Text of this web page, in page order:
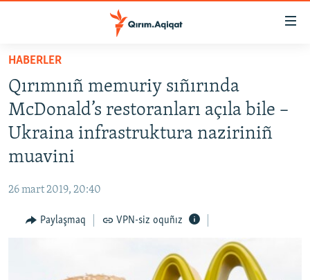
Esas
qaytmaq
Baş
navigatsiyağa
qaytmaq
Qıdıruvğa
SİYASET
İQTİSADİYAT
CEMİYET
İNSAN AQLARI
VİDEO
HABERLER
Qırımnıñ memuriy sıñırında
McDonald’s restoranları açıla bile –
Ukraina infrastruktura naziriniñ
muavini
26 mart 2019, 20:40
Paylaşmaq VPN-siz oquñız